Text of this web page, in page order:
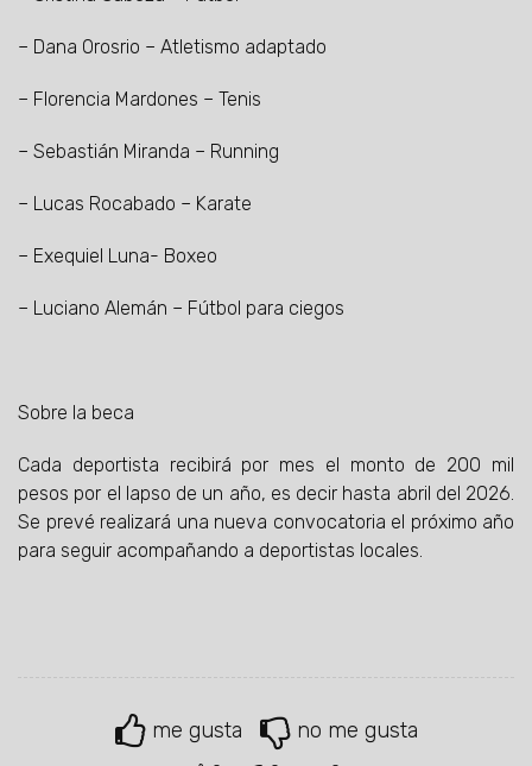
– Dana Orosrio – Atletismo adaptado
– Florencia Mardones – Tenis
– Sebastián Miranda – Running
– Lucas Rocabado – Karate
– Exequiel Luna- Boxeo
– Luciano Alemán – Fútbol para ciegos
Sobre la beca
Cada deportista recibirá por mes el monto de 200 mil
pesos por el lapso de un año, es decir hasta abril del 2026.
Se prevé realizará una nueva convocatoria el próximo año
para seguir acompañando a deportistas locales.
me gusta no me gusta